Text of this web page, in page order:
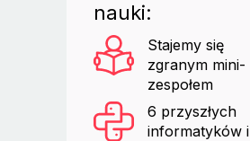
Stajemy się
zgranym mini-
zespołem
6 przyszłych
informatyków i
nauki: